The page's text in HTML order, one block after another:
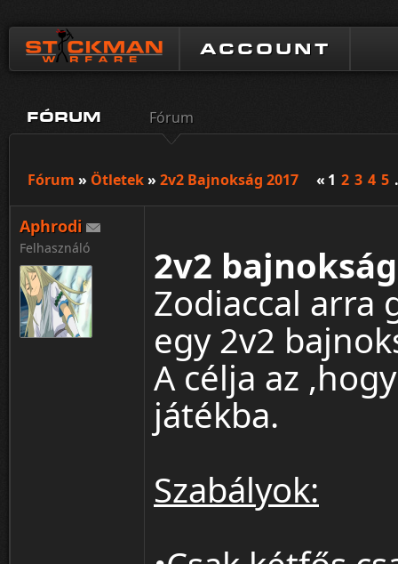
ACCOUNT
FÓRUM Fórum
Fórum » Ötletek» 2v2 Bajnokság 2017 « 1 2 3 4 5
Aphrodi
Felhasználó
2v2
Zodiaccal arra
egy 2v2
A célja az
játékba.
Szabályok: